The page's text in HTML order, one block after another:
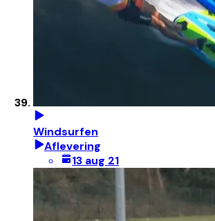
Windsurfen
Aflevering
13 aug 21